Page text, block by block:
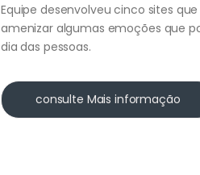
Equipe desenvolveu cinco sites
amenizar algumas emoções que
dia das pessoas.
consulte Mais informação